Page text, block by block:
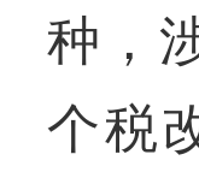
种，
个税